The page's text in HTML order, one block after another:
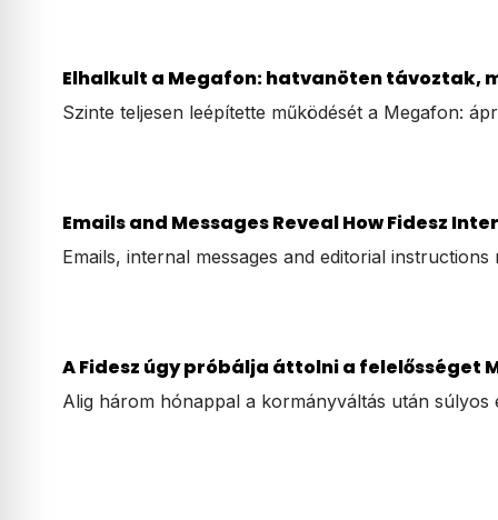
Elhalkult a Megafon: hatvanöten távoztak,
Szinte teljesen leépítette működését a Megafon:
Emails and Messages Reveal How Fidesz
Emails, internal messages and editorial
A Fidesz úgy próbálja áttolni a felelősséget
Alig három hónappal a kormányváltás után